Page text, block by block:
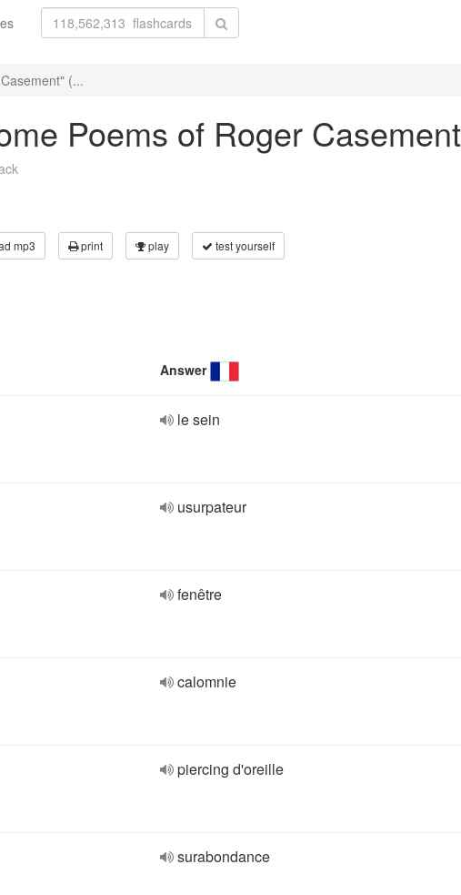
(...
Poems of Roger
mp3 print play test yourself
Answer
le sein
usurpateur
fenêtre
calomnie
piercing d'oreille
surabondance